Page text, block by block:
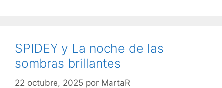
SPIDEY y La noche de las
sombras brillantes
22 octubre, 2025 por MartaR